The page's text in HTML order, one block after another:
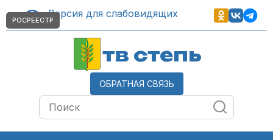
Версия для слабовидящих
тв степь
ОБРАТНАЯ СВЯЗЬ
РОСРЕЕСТР